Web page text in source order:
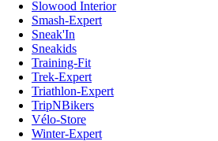
Slowood Interior
Smash-Expert
Sneak'In
Sneakids
Training-Fit
Trek-Expert
Triathlon-Expert
TripNBikers
Vélo-Store
Winter-Expert